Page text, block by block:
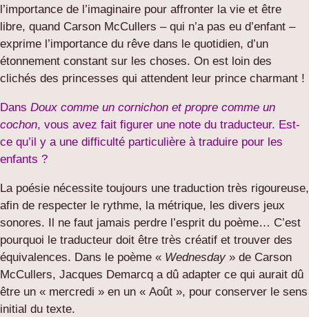
l’importance de l’imaginaire pour affronter la vie et être
libre, quand Carson McCullers – qui n’a pas eu d’enfant –
exprime l’importance du rêve dans le quotidien, d’un
étonnement constant sur les choses. On est loin des
clichés des princesses qui attendent leur prince charmant !
Dans Doux comme un cornichon et propre comme un
cochon, vous avez fait figurer une note du traducteur. Est-
ce qu’il y a une difficulté particulière à traduire pour les
enfants ?
La poésie nécessite toujours une traduction très rigoureuse,
afin de respecter le rythme, la métrique, les divers jeux
sonores. Il ne faut jamais perdre l’esprit du poème… C’est
pourquoi le traducteur doit être très créatif et trouver des
équivalences. Dans le poème « Wednesday » de Carson
McCullers, Jacques Demarcq a dû adapter ce qui aurait dû
être un « mercredi » en un « Août », pour conserver le sens
initial du texte.